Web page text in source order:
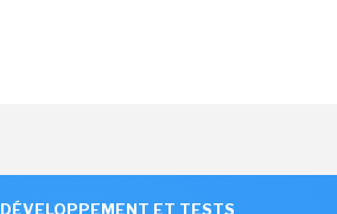
DÉVELOPPEMENT ET TESTS